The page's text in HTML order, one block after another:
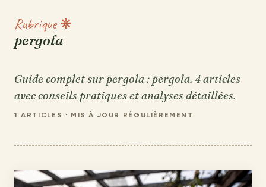
Rubrique ❋
pergola
Guide complet sur pergola : pergola. 4 articles
avec conseils pratiques et analyses détaillées.
1 ARTICLES · MIS À JOUR RÉGULIÈREMENT